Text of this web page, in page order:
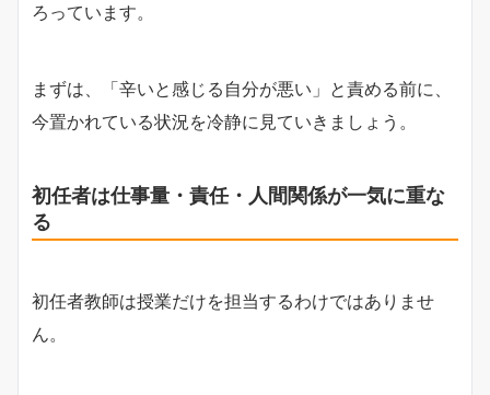
ろっています。
まずは、「辛いと感じる自分が悪い」と責める前に、
今置かれている状況を冷静に見ていきましょう。
初任者は仕事量・責任・人間関係が一気に重な
る
初任者教師は授業だけを担当するわけではありませ
ん。